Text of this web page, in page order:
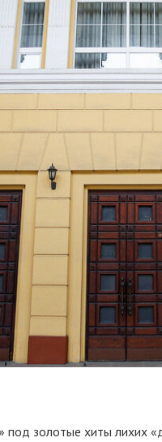
золотые хиты лихих